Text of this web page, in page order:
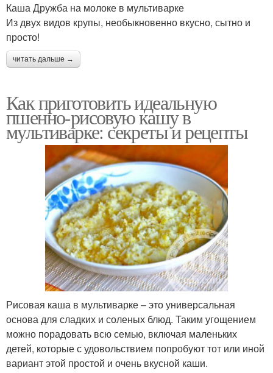
Каша Дружба на молоке в мультиварке
Из двух видов крупы, необыкновенно вкусно, сытно и
просто!
читать дальше →
Как приготовить идеальную
пшенно-рисовую кашу в
мультиварке: секреты и рецепты
Рисовая каша в мультиварке – это универсальная
основа для сладких и соленых блюд. Таким угощением
можно порадовать всю семью, включая маленьких
детей, которые с удовольствием попробуют тот или иной
вариант этой простой и очень вкусной каши.